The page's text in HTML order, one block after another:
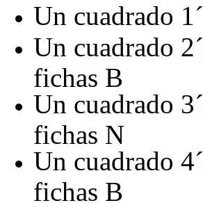
Un cuadrado 1´
Un cuadrado 2´
fichas B
Un cuadrado 3´
fichas N
Un cuadrado 4´
fichas B